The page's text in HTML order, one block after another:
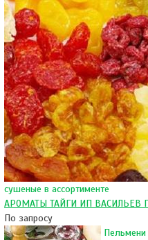
сушеные в ассортименте
АРОМАТЫ ТАЙГИ ИП ВАСИЛЬЕВ
По запросу